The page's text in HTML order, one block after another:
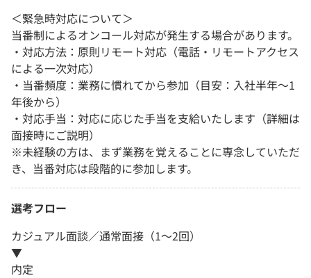
＜緊急時対応について＞
当番制によるオンコール対応が発生する場合があります。
・対応方法：原則リモート対応（電話・リモートアクセス
による一次対応）
・当番頻度：業務に慣れてから参加（目安：入社半年〜1
年後から）
・対応手当：対応に応じた手当を支給いたします（詳細は
面接時にご説明）
※未経験の方は、まず業務を覚えることに専念していただ
き、当番対応は段階的に参加します。
選考フロー
カジュアル面談／通常面接（1～2回）
▼
内定